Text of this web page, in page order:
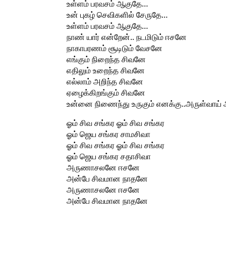
உள்ளம் பரவசம் ஆகுதே…
உன் புகழ் செவிகளில் சேருதே…
உள்ளம் பரவசம் ஆகுதே…
நாண் யார் என்றேன்.. நடமிடும் ஈசனே
நாகாபரணம் சூடிடும் வேசனே
எங்கும் நிறைந்த சிவனே
எதிலும் உறைந்த சிவனே
எல்லாம் அறிந்த சிவனே
ஏழைக்கிறங்கும் சிவனே
உன்னை நிணைந்து உருகும்
ஓம் சிவ சங்கர ஓம் சிவ சங்கர
ஓம் ஜெய சங்கர சாமசிவா
ஓம் சிவ சங்கர ஓம் சிவ சங்கர
ஓம் ஜெய சங்கர சதாசிவா
அருணாசலனே ஈசனே
அன்பே சிவமான நாதனே
அருணாசலனே ஈசனே
அன்பே சிவமான நாதனே